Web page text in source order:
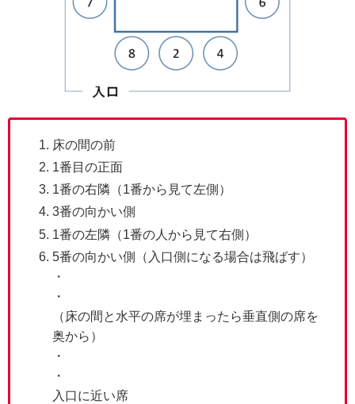
床の間の前
1番目の正面
1番の右隣（1番から見て左側）
3番の向かい側
1番の左隣（1番の人から見て右側）
5番の向かい側（入口側になる場合は飛ばす）
・
・
（床の間と水平の席が埋まったら垂直側の席を
奥から）
・
・
入口に近い席